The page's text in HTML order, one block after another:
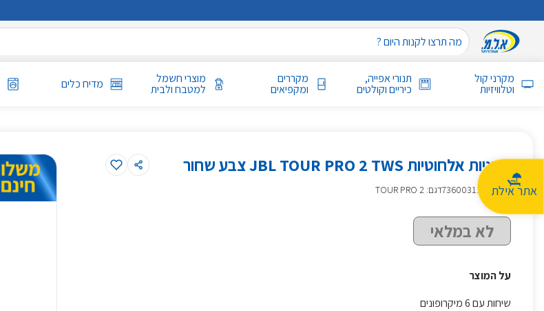
אתר אילת
מקרני קול
וטלוויזיות
תנורי אפייה,
כיריים וקולטים
מקררים
ומקפיאים
מוצרי חשמל
למטבח ולבית מדיח כלים
אוזניות אלחוטיות JBL TOUR PRO 2 TWS צבע שחור
מק״ט 736003112דגם: TOUR PRO 2
לא במלאי
על המוצר
שיחות עם 6 מיקרופונים